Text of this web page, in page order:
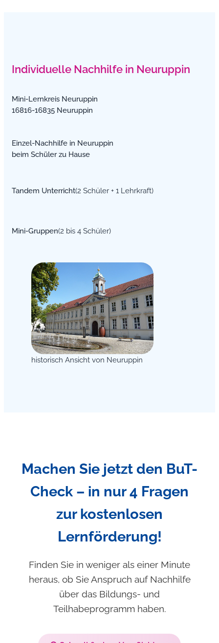
Individuelle Nachhilfe in Neuruppin
Mini-Lernkreis Neuruppin
16816-16835 Neuruppin
Einzel-Nachhilfe in Neuruppin
beim Schüler zu Hause
Tandem Unterricht(2 Schüler + 1 Lehrkraft)
Mini-Gruppen(2 bis 4 Schüler)
historisch Ansicht von Neuruppin
Machen Sie jetzt den BuT-
Check – in nur 4 Fragen
zur kostenlosen
Lernförderung!
Finden Sie in weniger als einer Minute
heraus, ob Sie Anspruch auf Nachhilfe
über das Bildungs- und
Teilhabeprogramm haben.